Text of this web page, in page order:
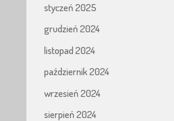
styczeń 2025
grudzień 2024
listopad 2024
październik 2024
wrzesień 2024
sierpień 2024